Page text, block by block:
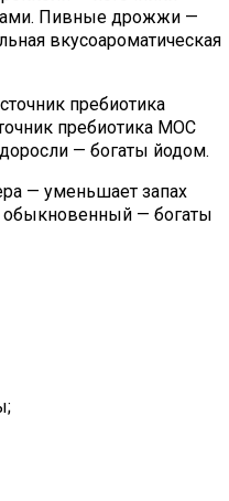
Пивные дрожжи —
вкусоароматическая
пребиотика
пребиотика МОС
— богаты йодом.
— уменьшает запах
обыкновенный — богаты